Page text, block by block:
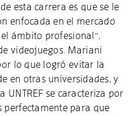
de esta carrera es que se le
enfocada en el mercado
ámbito profesional”,
videojuegos. Mariani
lo que logró evitar la
en otras universidades, y
UNTREF se caracteriza por
perfectamente para que